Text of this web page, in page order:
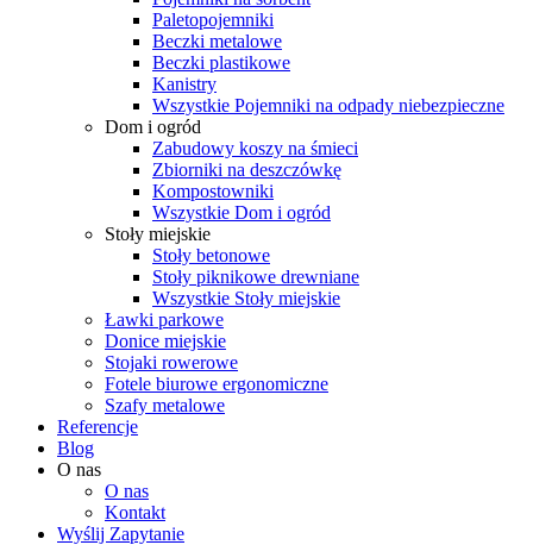
Paletopojemniki
Beczki metalowe
Beczki plastikowe
Kanistry
Wszystkie Pojemniki na odpady niebezpieczne
Dom i ogród
Zabudowy koszy na śmieci
Zbiorniki na deszczówkę
Kompostowniki
Wszystkie Dom i ogród
Stoły miejskie
Stoły betonowe
Stoły piknikowe drewniane
Wszystkie Stoły miejskie
Ławki parkowe
Donice miejskie
Stojaki rowerowe
Fotele biurowe ergonomiczne
Szafy metalowe
Referencje
Blog
O nas
O nas
Kontakt
Wyślij Zapytanie